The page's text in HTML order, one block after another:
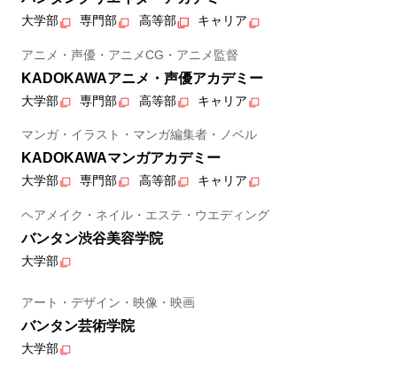
大学部 専門部 高等部 キャリア
アニメ・声優・アニメCG・アニメ監督
KADOKAWAアニメ・声優アカデミー
大学部 専門部 高等部 キャリア
マンガ・イラスト・マンガ編集者・ノベル
KADOKAWAマンガアカデミー
大学部 専門部 高等部 キャリア
ヘアメイク・ネイル・エステ・ウエディング
バンタン渋谷美容学院
大学部
アート・デザイン・映像・映画
バンタン芸術学院
大学部